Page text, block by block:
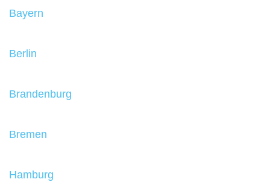
Bayern
Berlin
Brandenburg
Bremen
Hamburg